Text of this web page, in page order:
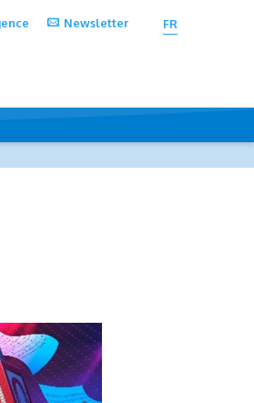
Newsletter FR